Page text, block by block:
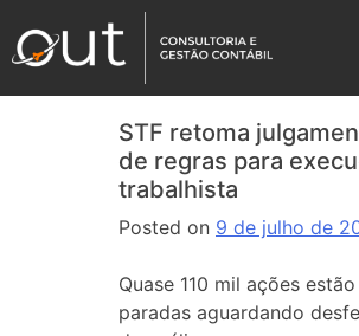
STF retoma
de regras para
trabalhista
Posted on 9 de julho de
Quase 110 mil ações estão
paradas aguardando